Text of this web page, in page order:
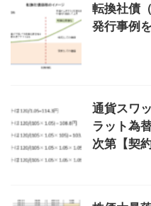
転換社債
発行事例
通貨スワ
ラット為
次第【契